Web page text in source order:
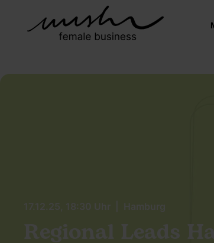
17.12.25, 18:30 Uhr | Hamburg
Regional Leads